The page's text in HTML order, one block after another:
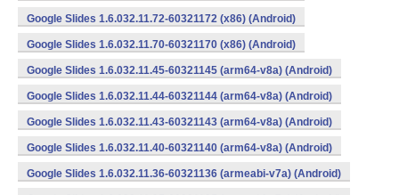
Google Slides 1.6.032.11.72-60321172 (x86) (Android)
Google Slides 1.6.032.11.70-60321170 (x86) (Android)
Google Slides 1.6.032.11.45-60321145 (arm64-v8a) (Android)
Google Slides 1.6.032.11.44-60321144 (arm64-v8a) (Android)
Google Slides 1.6.032.11.43-60321143 (arm64-v8a) (Android)
Google Slides 1.6.032.11.40-60321140 (arm64-v8a) (Android)
Google Slides 1.6.032.11.36-60321136 (armeabi-v7a) (Android)